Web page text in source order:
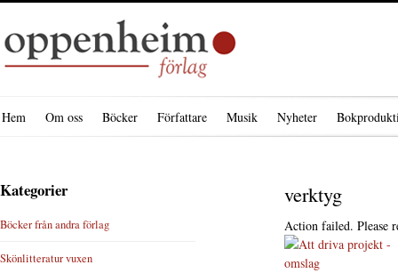
Hem Om oss Böcker Författare Musik Nyheter
verktyg
Action failed. Please
Kategorier
Böcker från andra förlag
Skönlitteratur vuxen